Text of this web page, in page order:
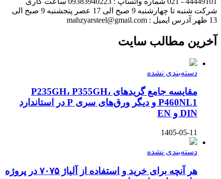
شرکت شنبه تا چهارشنبه 9 صبح الی 17 عصر پنجشنبه 9 صبح الی
13 ظهر آدرس ایمیل : mahzyarsteel@gmail.com
آخرین مطالب سایت
دسته‌بندی نشده
مقایسه جامع گریدهای P235GH، P355GH،
P460NL1 و دیگر ورق‌های سری P در استاندارد
DIN و EN
1405-05-11
دسته‌بندی نشده
هر آنچه برای خرید و استفاده از آلیاژ ۷۰۷۵ در پروژه